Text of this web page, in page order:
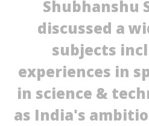
Shubhanshu
discussed a
subjects
experiences in
in science &
as India's